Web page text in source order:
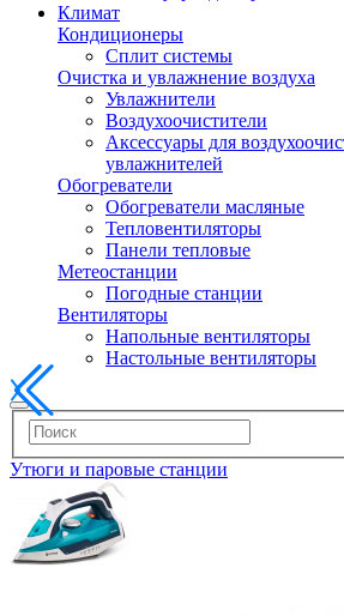
Климат
Кондиционеры
Сплит системы
Очистка и увлажнение воздуха
Увлажнители
Воздухоочистители
Аксессуары для
увлажнителей
Обогреватели
Обогреватели масляные
Тепловентиляторы
Панели тепловые
Метеостанции
Погодные станции
Вентиляторы
Напольные вентиляторы
Настольные вентиляторы
Утюги и паровые станции